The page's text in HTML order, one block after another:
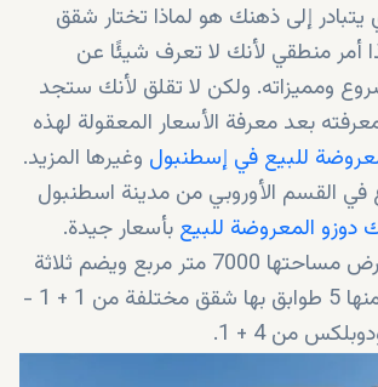
يتبادر إلى ذهنك هو لماذا تختار شقق
أمر منطقي لأنك لا تعرف شيئًا عن
ومميزاته. ولكن لا تقلق لأنك ستجد
بعد معرفة الأسعار المعقولة لهذه
للبيع في إسطنبول وغيرها المزيد.
القسم الأوروبي من مدينة اسطنبول
دوزو المعروضة للبيع بأسعار جيدة.
تم تشييده على أرض مساحتها 7000 متر مربع ويضم ثلاثة
مباني سكنية كل منها 5 طوابق بها شقق مختلفة من 1 + 1 -